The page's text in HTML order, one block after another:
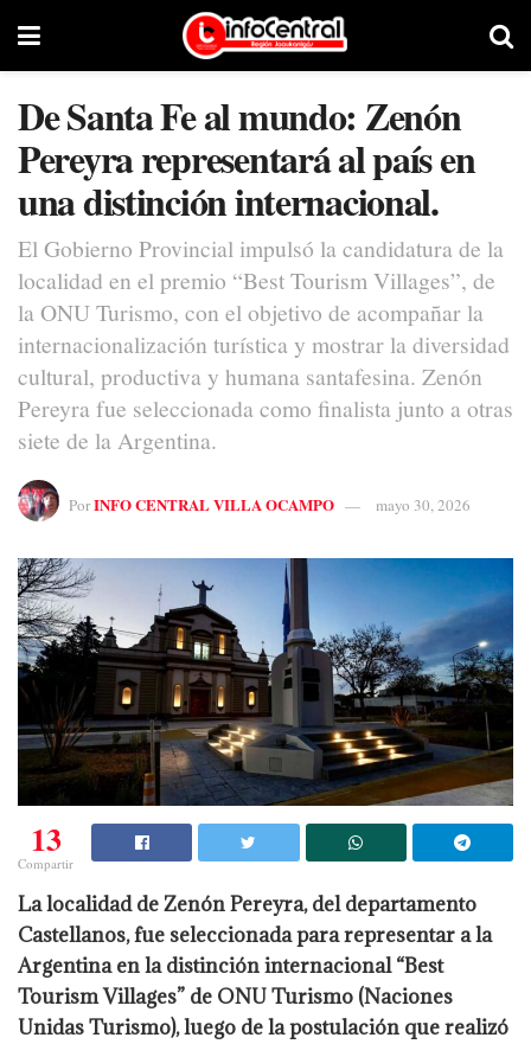
De Santa Fe al mundo: Zenón
Pereyra representará al país en
una distinción internacional.
El Gobierno Provincial impulsó la candidatura de la
localidad en el premio “Best Tourism Villages”, de
la ONU Turismo, con el objetivo de acompañar la
internacionalización turística y mostrar la diversidad
cultural, productiva y humana santafesina. Zenón
Pereyra fue seleccionada como finalista junto a otras
siete de la Argentina.
PorINFO CENTRAL VILLA OCAMPO mayo 30, 2026
13
Compartir
La localidad de Zenón Pereyra, del departamento
Castellanos, fue seleccionada para representar a la
Argentina en la distinción internacional “Best
Tourism Villages” de ONU Turismo (Naciones
Unidas Turismo), luego de la postulación que realizó